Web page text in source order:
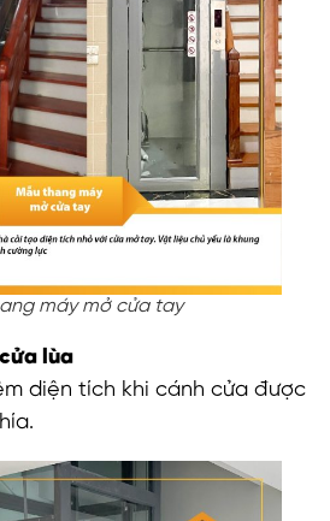
máy mở cửa tay
lùa
diện tích khi cánh cửa được